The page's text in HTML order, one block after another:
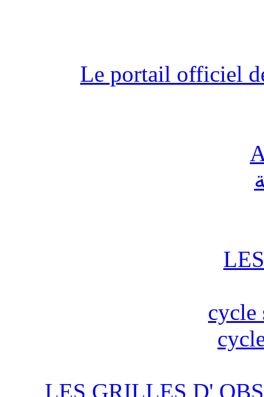
Le portail officiel
cycle
LES GRILLES D'